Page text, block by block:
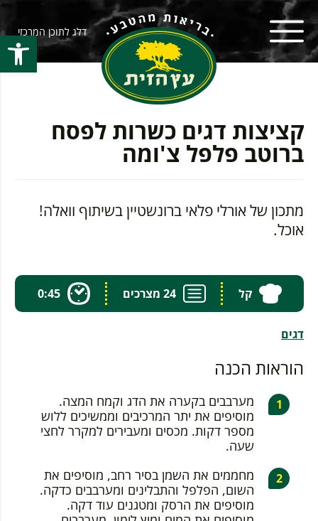
פתח
דלג לתוכן המרכזי
קציצות דגים כשרות לפסח
ברוטב פלפל צ'ומה
מתכון של אורלי פלאי ברונשטיין בשיתוף וואלה!
אוכל.
קל 24 מצרכים 0:45
דגים
הוראות הכנה
מערבבים בקערה את הדג וקמח המצה.
מוסיפים את יתר המרכיבים וממשיכים ללוש
מספר דקות. מכסים ומעבירים למקרר לחצי
שעה.
מחממים את השמן בסיר רחב, מוסיפים את
השום, הפלפל והתבלינים ומערבבים כדקה.
מוסיפים את הרסק ומטגנים עוד דקה.